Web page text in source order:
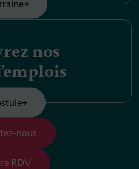
nos
nous
RDV